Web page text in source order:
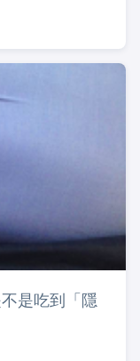
是吃到「隱